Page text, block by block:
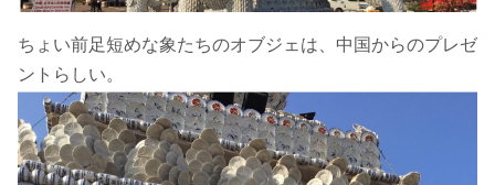
ちょい前足短めな象たちのオブジェは、中国からのプレゼ
ントらしい。